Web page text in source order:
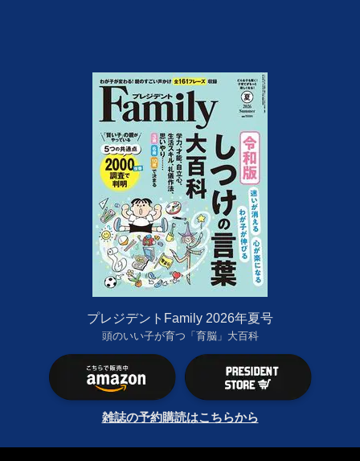
プレジデントFamily 2026年夏号
頭のいい子が育つ「育脳」大百科
雑誌の予約購読はこちらから